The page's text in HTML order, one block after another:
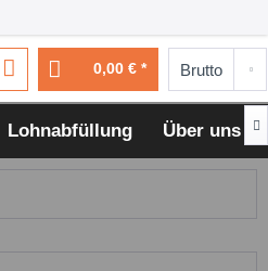
0,00 € *
Lohnabfüllung Über uns 